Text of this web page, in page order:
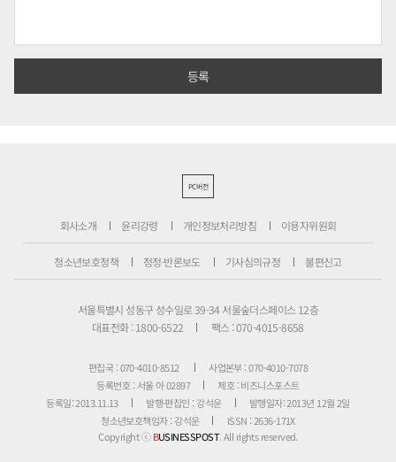
PC버전
회사소개 윤리강령 개인정보처리방침 이용자위원회
청소년보호정책 정정·반론보도 기사심의규정 불편신고
서울특별시 성동구 성수일로 39-34 서울숲더스페이스 12층
대표전화 : 1800-6522
팩스 : 070-4015-8658
편집국 : 070-4010-8512
사업본부 : 070-4010-7078
등록번호 : 서울 아 02897
제호 : 비즈니스포스트
등록일: 2013.11.13
발행·편집인 : 강석운
발행일자: 2013년 12월 2일
청소년보호책임자 : 강석운
ISSN : 2636-171X
Copyright ⓒBUSINESSPOST. All rights reserved.